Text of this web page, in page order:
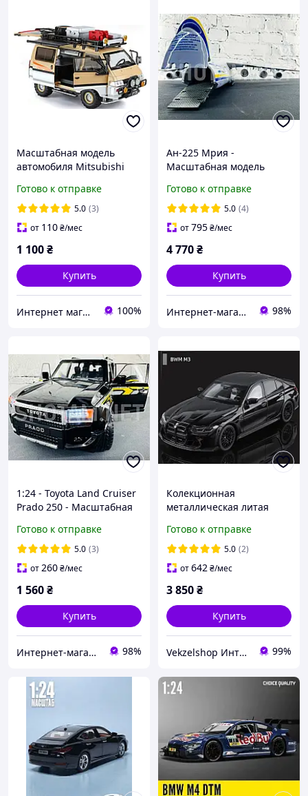
Масштабная модель
автомобиля Mitsubishi
Готово к отправке
5.0 (3)
от 110₴/мес
1 100₴
Купить
Интернет магазин "JINKE" 100%
Ан-225 Мрия -
Масштабная модель
Готово к отправке
5.0 (4)
от795₴/мес
4 770₴
Купить
Интернет-магазин shotam.net 98%
1:24 - Toyota Land Cruiser
Prado 250 - Масштабная
Готово к отправке
5.0 (3)
от260₴/мес
1 560₴
Купить
Интернет-магазин shotam.net 98%
Колекционная
металлическая литая
M3 CS LCI VI G80, черная
1:18 (27 см)
Готово к отправке
5.0 (2)
от642₴/мес
3 850₴
Купить
Vekzelshop Интернет-магазин 99%